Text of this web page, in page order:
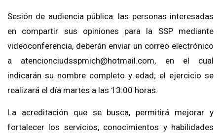
Sesión de audiencia pública: las personas interesadas
en compartir sus opiniones para la SSP mediante
videoconferencia, deberán enviar un correo electrónico
a atencionciudsspmich@hotmail.com, en el cual
indicarán su nombre completo y edad; el ejercicio se
realizará el día martes a las 13:00 horas.
La acreditación que se busca, permitirá mejorar y
fortalecer los servicios, conocimientos y habilidades